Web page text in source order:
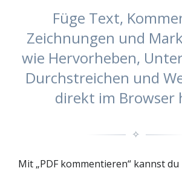
Füge Text,
Zeichnungen und
wie Hervorheben,
Durchstreichen und
direkt im Browser
✧
Mit „PDF kommentieren“ kannst du